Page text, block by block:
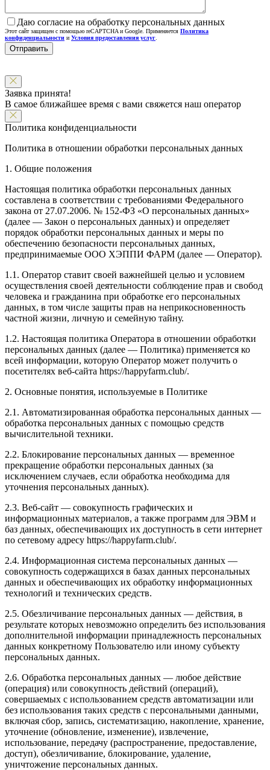
Даю согласие на обработку персональных данных
Этот сайт защищен с помощью reCAPTCHA и Google. Применяется Политика
конфиденциальности и Условия предоставления услуг
Заявка принята!
В самое ближайшее время с вами свяжется наш оператор
Политика конфиденциальности
Политика в отношении обработки персональных данных
1. Общие положения
Настоящая политика обработки персональных данных
составлена в соответствии с требованиями Федерального
закона от 27.07.2006. № 152-ФЗ «О персональных данных»
(далее — Закон о персональных данных) и определяет
порядок обработки персональных данных и меры по
обеспечению безопасности персональных данных,
предпринимаемые ООО ХЭППИ ФАРМ (далее — Оператор).
1.1. Оператор ставит своей важнейшей целью и условием
осуществления своей деятельности соблюдение прав и свобод
человека и гражданина при обработке его персональных
данных, в том числе защиты прав на неприкосновенность
частной жизни, личную и семейную тайну.
1.2. Настоящая политика Оператора в отношении обработки
персональных данных (далее — Политика) применяется ко
всей информации, которую Оператор может получить о
посетителях веб-сайта https://happyfarm.club/.
2. Основные понятия, используемые в Политике
2.1. Автоматизированная обработка персональных данных —
обработка персональных данных с помощью средств
вычислительной техники.
2.2. Блокирование персональных данных — временное
прекращение обработки персональных данных (за
исключением случаев, если обработка необходима для
уточнения персональных данных).
2.3. Веб-сайт — совокупность графических и
информационных материалов, а также программ для ЭВМ и
баз данных, обеспечивающих их доступность в сети интернет
по сетевому адресу https://happyfarm.club/.
2.4. Информационная система персональных данных —
совокупность содержащихся в базах данных персональных
данных и обеспечивающих их обработку информационных
технологий и технических средств.
2.5. Обезличивание персональных данных — действия, в
результате которых невозможно определить без использования
дополнительной информации принадлежность персональных
данных конкретному Пользователю или иному субъекту
персональных данных.
2.6. Обработка персональных данных — любое действие
(операция) или совокупность действий (операций),
совершаемых с использованием средств автоматизации или
без использования таких средств с персональными данными,
включая сбор, запись, систематизацию, накопление, хранение,
уточнение (обновление, изменение), извлечение,
использование, передачу (распространение, предоставление,
доступ), обезличивание, блокирование, удаление,
уничтожение персональных данных.